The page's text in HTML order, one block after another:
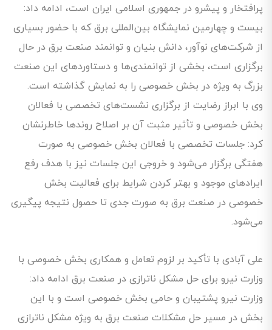
پرافتخار و پیشرو در جمهوری اسلامی ایران است، ادامه داد:
بیست و چهارمین نمایشگاه بین‌المللی برق که با حضور بسیاری
از شرکت‌های نوآور، دانش بنیان و توانمند صنعت برق در حال
برگزاری است، بخشی از توانمندی‌ها و دستاوردهای این صنعت
بزرگ به ویژه در بخش خصوصی را به نمایش گذاشته است.
وی با ابراز رضایت از برگزاری نشست‌های تخصصی با فعالان
بخش خصوصی و تأثیر مثبت آن بر اصلاح روندها خاطرنشان
کرد: جلسات تخصصی با فعالان بخش خصوصی به صورت
هفتگی برگزار می‌شود و خروجی این جلسات نیز با هدف رفع
ایرادهای موجود و بهتر کردن شرایط برای فعالیت بخش
خصوصی در صنعت برق به صورت جدی تا حصول نتیجه پیگیری
می‌شود.
علی آبادی با تأکید بر لزوم تعامل و همکاری بخش خصوصی با
وزارت نیرو برای حل مشکل ناترازی در صنعت برق ادامه داد:
وزارت نیرو پشتیبان و حامی بخش خصوصی است و با این
بخش در مسیر حل مشکلات صنعت برق به ویژه مشکل ناترازی